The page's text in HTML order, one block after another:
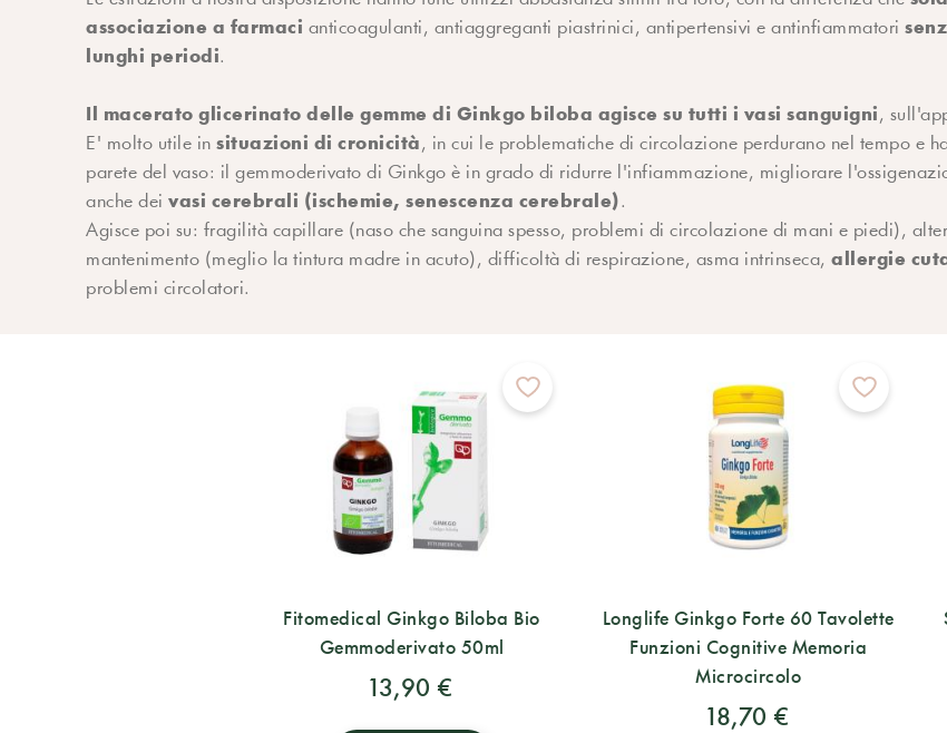
associazione a farmaci anticoagulanti, antiaggreganti piastrinici, antipertensivi e antinfiammatori
lunghi periodi.
Il macerato glicerinato delle gemme di Ginkgo biloba agisce su tutti i vasi sanguigni,
E' molto utile insituazioni di cronicità, in cui le problematiche di circolazione perdurano nel tempo e
parete del vaso: il gemmoderivato di Ginkgo è in grado di ridurre l'infiammazione, migliorare
anche deivasi cerebrali (ischemie, senescenza cerebrale).
Agisce poi su: fragilità capillare (naso che sanguina spesso, problemi di circolazione di mani e piedi),
mantenimento (meglio la tintura madre in acuto), difficoltà di respirazione, asma intrinseca,allergie
problemi circolatori.
Fitomedical Ginkgo Biloba Bio
Gemmoderivato 50ml
13,90 €
Longlife Ginkgo Forte 60 Tavolette
Funzioni Cognitive Memoria
Microcircolo
18,70 €